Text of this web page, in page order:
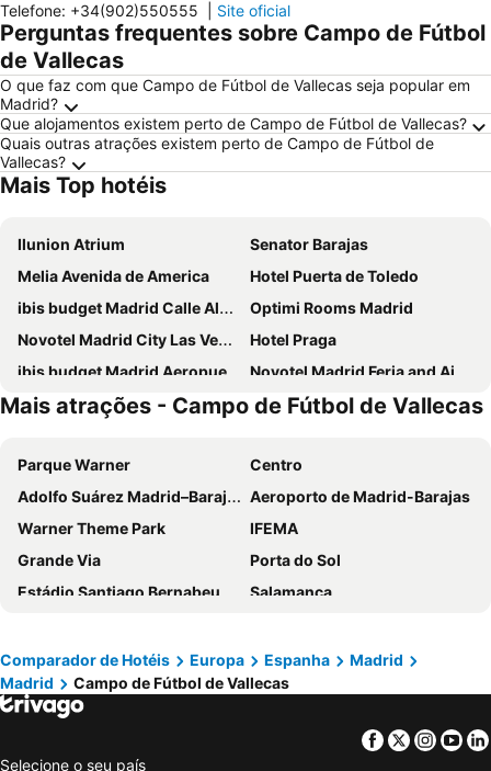
Telefone: +34(902)550555 Site oficial
Perguntas frequentes sobre Campo de Fútbol
de Vallecas
O que faz com que Campo de Fútbol de Vallecas seja popular em
Madrid?
Que alojamentos existem perto de Campo de Fútbol de Vallecas?
Quais outras atrações existem perto de Campo de Fútbol de
Vallecas?
Mais Top hotéis
Ilunion Atrium
Senator Barajas
Melia Avenida de America
Hotel Puerta de Toledo
ibis budget Madrid Calle Alcalá
Optimi Rooms Madrid
Novotel Madrid City Las Ventas
Hotel Praga
ibis budget Madrid Aeropuerto
Novotel Madrid Feria and Airport
Ilunion Suites Madrid
Ibis Styles Madrid City Las Ventas
Travelodge Madrid Metropolitano
INNSiDE by Meliá Madrid Valdebebas
Hotel Europa
Sercotel Princesa de Eboli
Hotel Riu Plaza Espana
Holiday Inn Express Madrid Leganes
Hotel Puerta America
DWO Yuste Alcalá
ibis budget Madrid Vallecas
Exe Convention Plaza Madrid
Ilunion Pio XII
Hotel Mercader
Hotel Zentral Castellana Norte
Eurostars Arenas de Pinto
NH Madrid Ribera del Manzanares
Zleep Hotel Madrid Airport
Mais atrações - Campo de Fútbol de Vallecas
Parque Warner
Centro
Adolfo Suárez Madrid–Barajas Airport
Aeroporto de Madrid-Barajas
Warner Theme Park
IFEMA
Grande Via
Porta do Sol
Estádio Santiago Bernabeu
Salamanca
Estadio Metropolitano Metro Station
Barajas
Metropolitano Metro Station
Chamartín
Estação de Atocha
Comparador de Hotéis Europa Espanha
Madrid
Madrid
Campo de Fútbol de Vallecas
Facebook
Twitter
Selecione o seu país